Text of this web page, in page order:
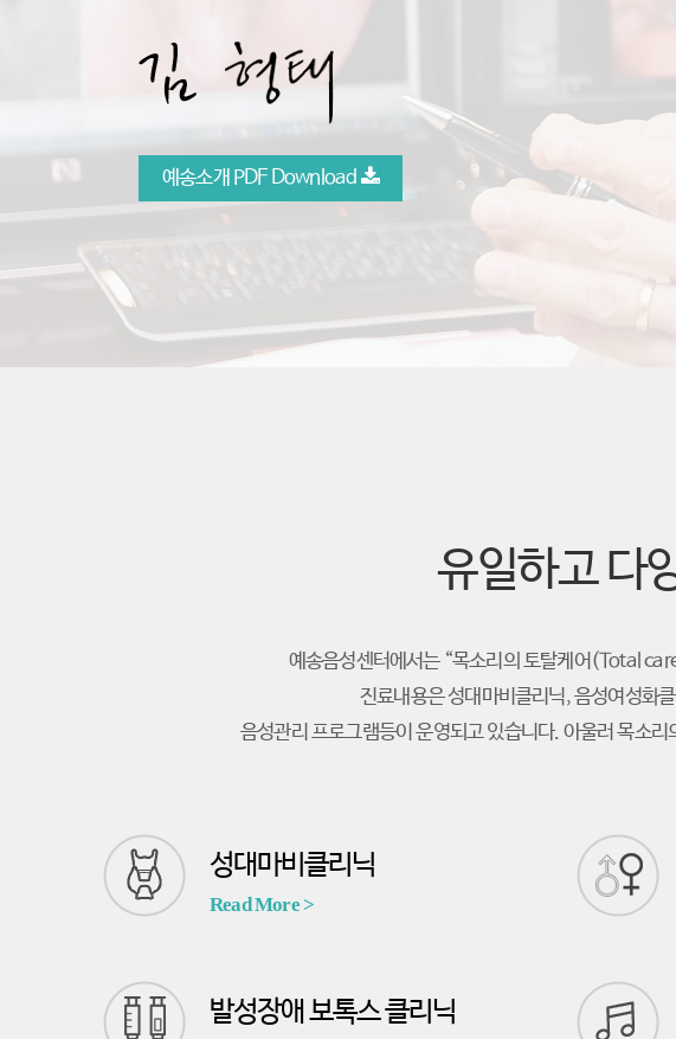
예송소개 PDF Download
유일하고 다
예송음성센터에서는 “목소리의 토탈케어(Total
진료내용은 성대마비클리닉, 음성여성화
음성관리 프로그램등이 운영되고 있습니다. 아울러 목소
성대마비클리닉
Read More >
발성장애 보톡스 클리닉